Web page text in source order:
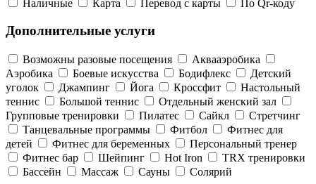
Наличные Карта Перевод с карты По Qr-коду
Дополнительные услуги
Возможны разовые посещения
Аквааэробика
Аэробика
Боевые искусства Бодифлекс
Детский
уголок
Джампинг Йога Кроссфит
Настольный
теннис
Большой теннис
Отдельный женский зал
Групповые тренировки
Пилатес Сайкл
Стретчинг
Танцевальные программы
Фитбол
Фитнес для
детей
Фитнес для беременных
Персональный тренер
Фитнес бар
Шейпинг Hot Iron
TRX тренировки
Бассейн
Массаж Сауны Солярий